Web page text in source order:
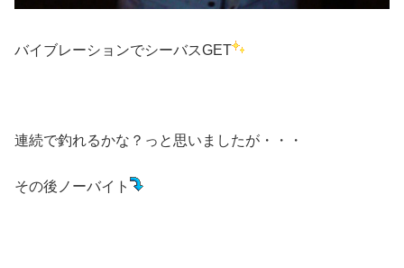
バイブレーションでシーバスGET
連続で釣れるかな？っと思いましたが・・・
その後ノーバイト